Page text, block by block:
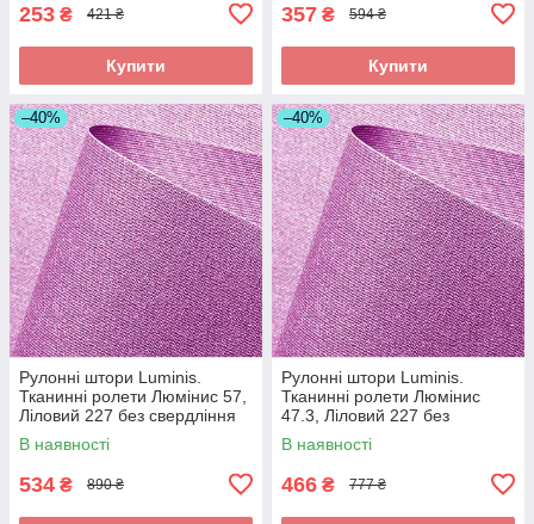
253 ₴ 421 ₴
Купити
357 ₴ 594 ₴
Купити
–40%
Рулонні штори Luminis.
Тканинні ролети Люмінис 57,
Ліловий 227 без свердління
В наявності
534 ₴ 890 ₴
–40%
Рулонні штори Luminis.
Тканинні ролети Люмінис
47.3, Ліловий 227 без
свердління
В наявності
466 ₴ 777 ₴